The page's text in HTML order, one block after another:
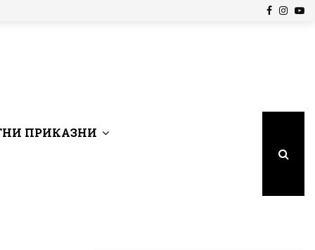
Facebook
ПРИКАЗНИ